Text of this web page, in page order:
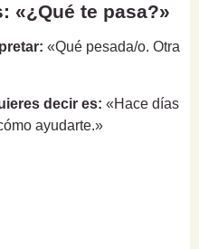
«¿Qué te pasa?»
«Qué pesada/o. Otra
decir es: «Hace días
ayudarte.»